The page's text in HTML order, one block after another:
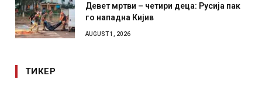
Девет мртви – четири деца: Русија пак
го нападна Кијив
AUGUST 1, 2026
ТИКЕР